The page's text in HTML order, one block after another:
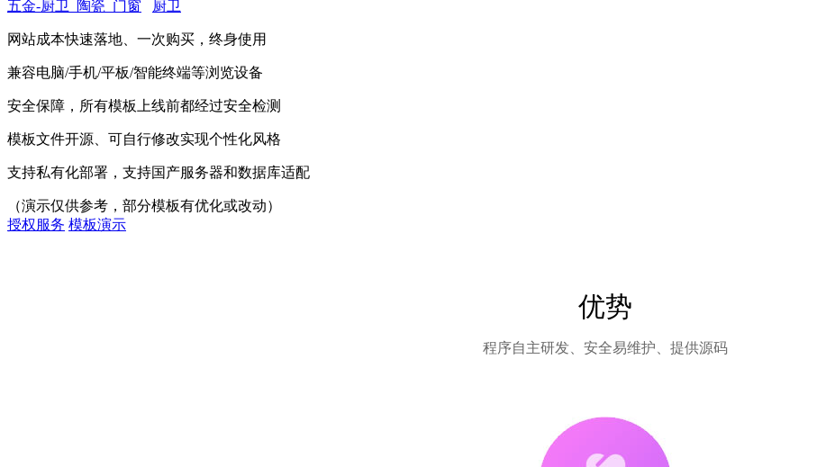
五金-厨卫_陶瓷_门窗 厨卫
网站成本快速落地、一次购买，终身使用
兼容电脑/手机/平板/智能终端等浏览设备
安全保障，所有模板上线前都经过安全检测
模板文件开源、可自行修改实现个性化风格
支持私有化部署，支持国产服务器和数据库适配
（演示仅供参考，部分模板有优化或改动）
授权服务 模板演示
优势
程序自主研发、安全易维护、提供源码